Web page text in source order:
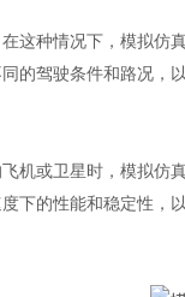
这种情况下，模拟
的驾驶条件和路况
机或卫星时，模拟
下的性能和稳定性